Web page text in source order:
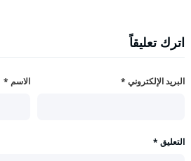
اترك تعليقاً
الاسم * البريد الإلكتروني *
التعليق *